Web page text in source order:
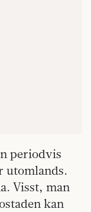
periodvis
utomlands.
Visst, man
kan